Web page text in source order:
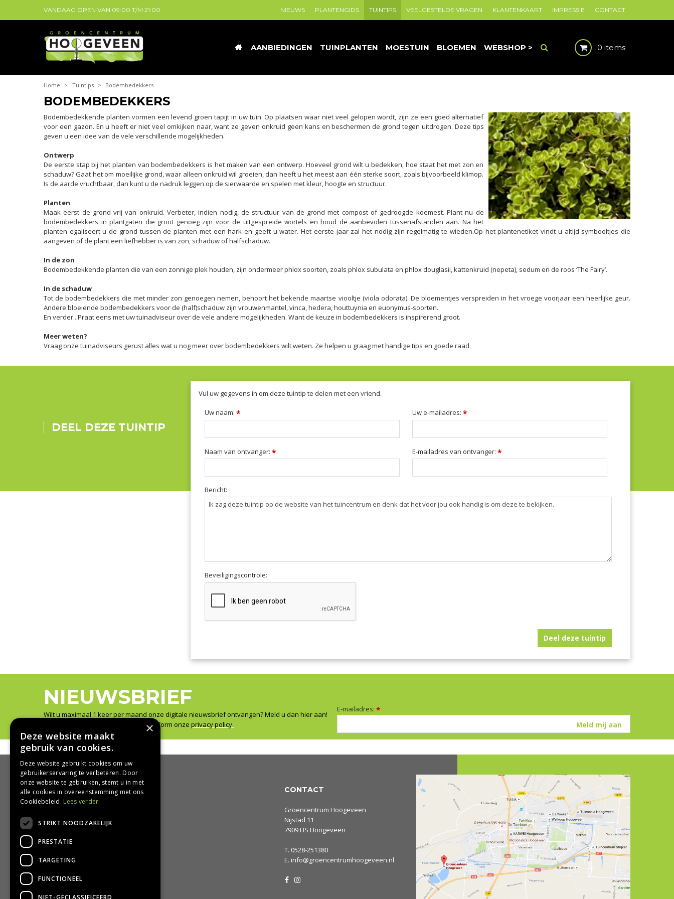
Home > Tuintips > Bodembedekkers
VANDAAG OPEN VAN 09:00 T/M 21:00
AANBIEDINGEN TUINPLANTEN MOESTUIN BLOEMEN WEBSHOP >
NIEUWS PLANTENGIDS TUINTIPS VEELGESTELDE VRAGEN KLANTENKAART IMPRESSIE CONTACT
0 items
BODEMBEDEKKERS
Bodembedekkende planten vormen een levend groen tapijt in uw tuin. Op plaatsen waar niet veel gelopen wordt, zijn ze een goed alternatief
voor een gazon. En u heeft er niet veel omkijken naar, want ze geven onkruid geen kans en beschermen de grond tegen uitdrogen. Deze tips
geven u een idee van de vele verschillende mogelijkheden.
Ontwerp
De eerste stap bij het planten van bodembedekkers is het maken van een ontwerp. Hoeveel grond wilt u bedekken, hoe staat het met zon en
schaduw? Gaat het om moeilijke grond, waar alleen onkruid wil groeien, dan heeft u het meest aan één sterke soort, zoals bijvoorbeeld klimop.
Is de aarde vruchtbaar, dan kunt u de nadruk leggen op de sierwaarde en spelen met kleur, hoogte en structuur.
Planten
Maak eerst de grond vrij van onkruid. Verbeter, indien nodig, de structuur van de grond met compost of gedroogde koemest. Plant nu de
bodembedekkers in plantgaten die groot genoeg zijn voor de uitgespreide wortels en houd de aanbevolen tussenafstanden aan. Na het
planten egaliseert u de grond tussen de planten met een hark en geeft u water. Het eerste jaar zal het nodig zijn regelmatig te wieden.Op het plantenetiket vindt u altijd symbooltjes die
aangeven of de plant een liefhebber is van zon, schaduw of halfschaduw.
In de zon
Bodembedekkende planten die van een zonnige plek houden, zijn ondermeer phlox soorten, zoals phlox subulata en phlox douglasii, kattenkruid (nepeta), sedum en de roos ‘The Fairy’.
In de schaduw
Tot de bodembedekkers die met minder zon genoegen nemen, behoort het bekende maartse viooltje (viola odorata). De bloementjes verspreiden in het vroege voorjaar een heerlijke geur.
Andere bloeiende bodembedekkers voor de (half)schaduw zijn vrouwenmantel, vinca, hedera, houttuynia en euonymus-soorten.
En verder...Praat eens met uw tuinadviseur over de vele andere mogelijkheden. Want de keuze in bodembedekkers is inspirerend groot.
Meer weten?
Vraag onze tuinadviseurs gerust alles wat u nog meer over bodembedekkers wilt weten. Ze helpen u graag met handige tips en goede raad.
DEEL DEZE TUINTIP
Vul uw gegevens in om deze tuintip te delen met een vriend.
Uw naam:* Uw e-mailadres:*
Naam van ontvanger:* E-mailadres van ontvanger:*
Bericht:
Beveiligingscontrole:
NIEUWSBRIEF
Wilt u maximaal 1 keer per maand onze digitale nieuwsbrief ontvangen? Meld u dan hier aan!
Wij slaan uw gegevens secuur op conform onze privacy policy.
E-mailadres: *
HANDIG
Bezorgen en afhalen
Algemene voorwaarden
Privacy statement
CONTACT
Groencentrum Hoogeveen
Nijstad 11
7909 HS Hoogeveen
T. 0528-251380
E. info@groencentrumhoogeveen.nl
×
Deze website maakt
gebruik van cookies.
Deze website gebruikt cookies om uw
gebruikerservaring te verbeteren. Door
onze website te gebruiken, stemt u in met
alle cookies in overeenstemming met ons
Cookiebeleid. Lees verder
STRIKT NOODZAKELIJK
PRESTATIE
TARGETING
FUNCTIONEEL
NIET-GECLASSIFICEERD